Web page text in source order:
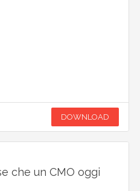
DOWNLOAD
che un CMO oggi